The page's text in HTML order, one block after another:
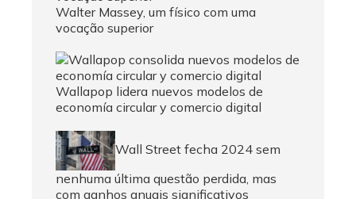
Walter Massey, um físico com uma
vocação superior
Wallapop lidera nuevos modelos de
economía circular y comercio digital
Wall Street fecha 2024 sem
nenhuma última questão perdida, mas
com ganhos anuais significativos